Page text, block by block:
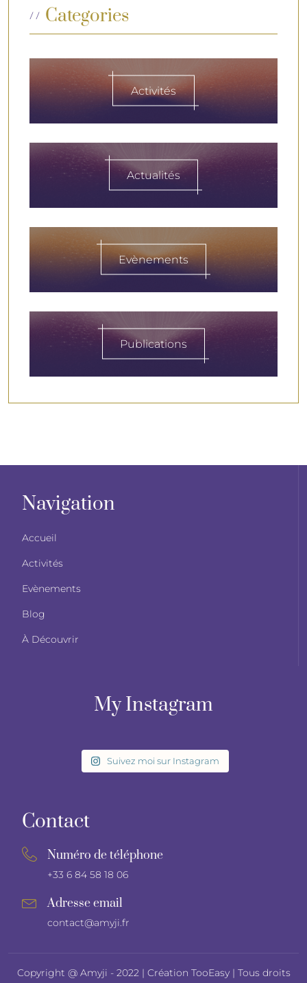
Categories
Activités
Actualités
Evènements
Publications
Navigation
Accueil
Activités
Evènements
Blog
À Découvrir
My Instagram
Suivez moi sur Instagram
Contact
Numéro de téléphone
+33 6 84 58 18 06
Adresse email
contact@amyji.fr
Copyright @ Amyji - 2022 | Création TooEasy | Tous droits